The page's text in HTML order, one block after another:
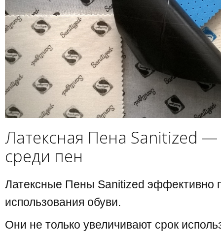
Латексная Пена Sanitized
среди пен
Латексные Пены Sanitized эффективно
использования обуви.
Они не только увеличивают срок